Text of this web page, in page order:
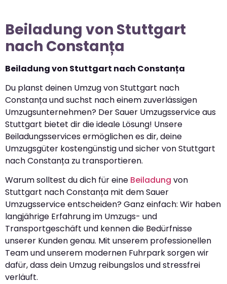
Beiladung von Stuttgart
nach Constanța
Beiladung von Stuttgart nach Constanța
Du planst deinen Umzug von Stuttgart nach
Constanța und suchst nach einem zuverlässigen
Umzugsunternehmen? Der Sauer Umzugsservice aus
Stuttgart bietet dir die ideale Lösung! Unsere
Beiladungsservices ermöglichen es dir, deine
Umzugsgüter kostengünstig und sicher von Stuttgart
nach Constanța zu transportieren.
Warum solltest du dich für eine Beiladung von
Stuttgart nach Constanța mit dem Sauer
Umzugsservice entscheiden? Ganz einfach: Wir haben
langjährige Erfahrung im Umzugs- und
Transportgeschäft und kennen die Bedürfnisse
unserer Kunden genau. Mit unserem professionellen
Team und unserem modernen Fuhrpark sorgen wir
dafür, dass dein Umzug reibungslos und stressfrei
verläuft.